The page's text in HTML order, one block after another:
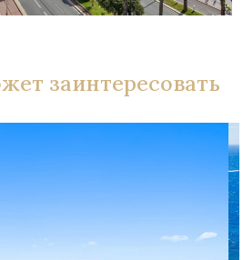
заинтересовать